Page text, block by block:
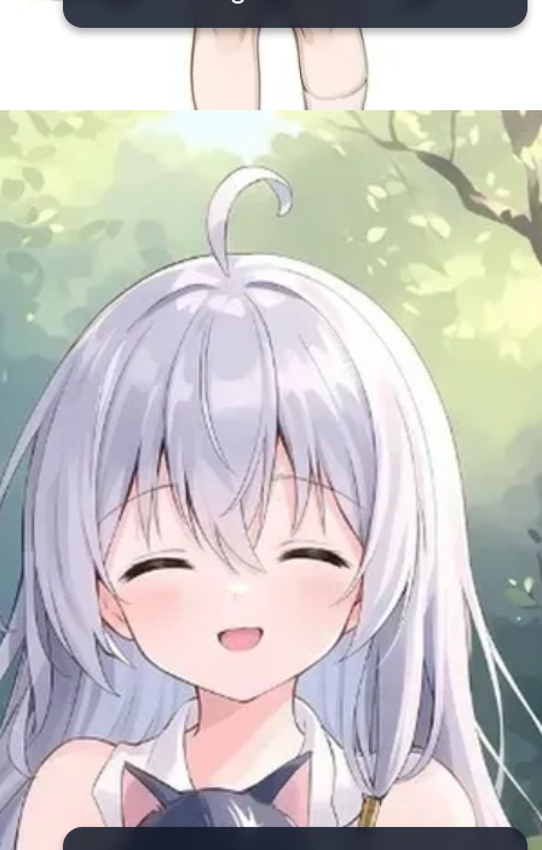
https://issiloo.edu.vn/avatar-anime